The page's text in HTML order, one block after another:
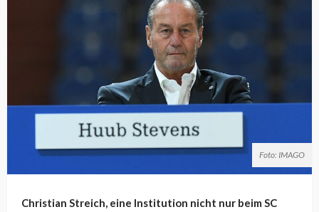
Foto: IMAGO
Christian Streich, eine Institution nicht nur beim SC